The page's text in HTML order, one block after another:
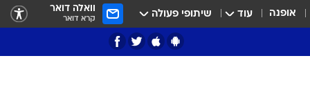
אופנה עוד שיתופי פעולה וואלה דואר
קרא דואר